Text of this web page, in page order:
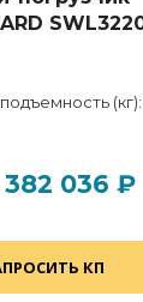
(кг):
036 ₽
КП